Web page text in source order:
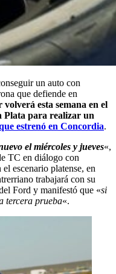
un auto con
que defiende en
esta semana en el
Plata para realizar un
estrenó en Concordia.
el miércoles y jueves«,
TC en diálogo con
escenario platense, en
trabajará con su
Ford y manifestó que «si
tercera prueba«.